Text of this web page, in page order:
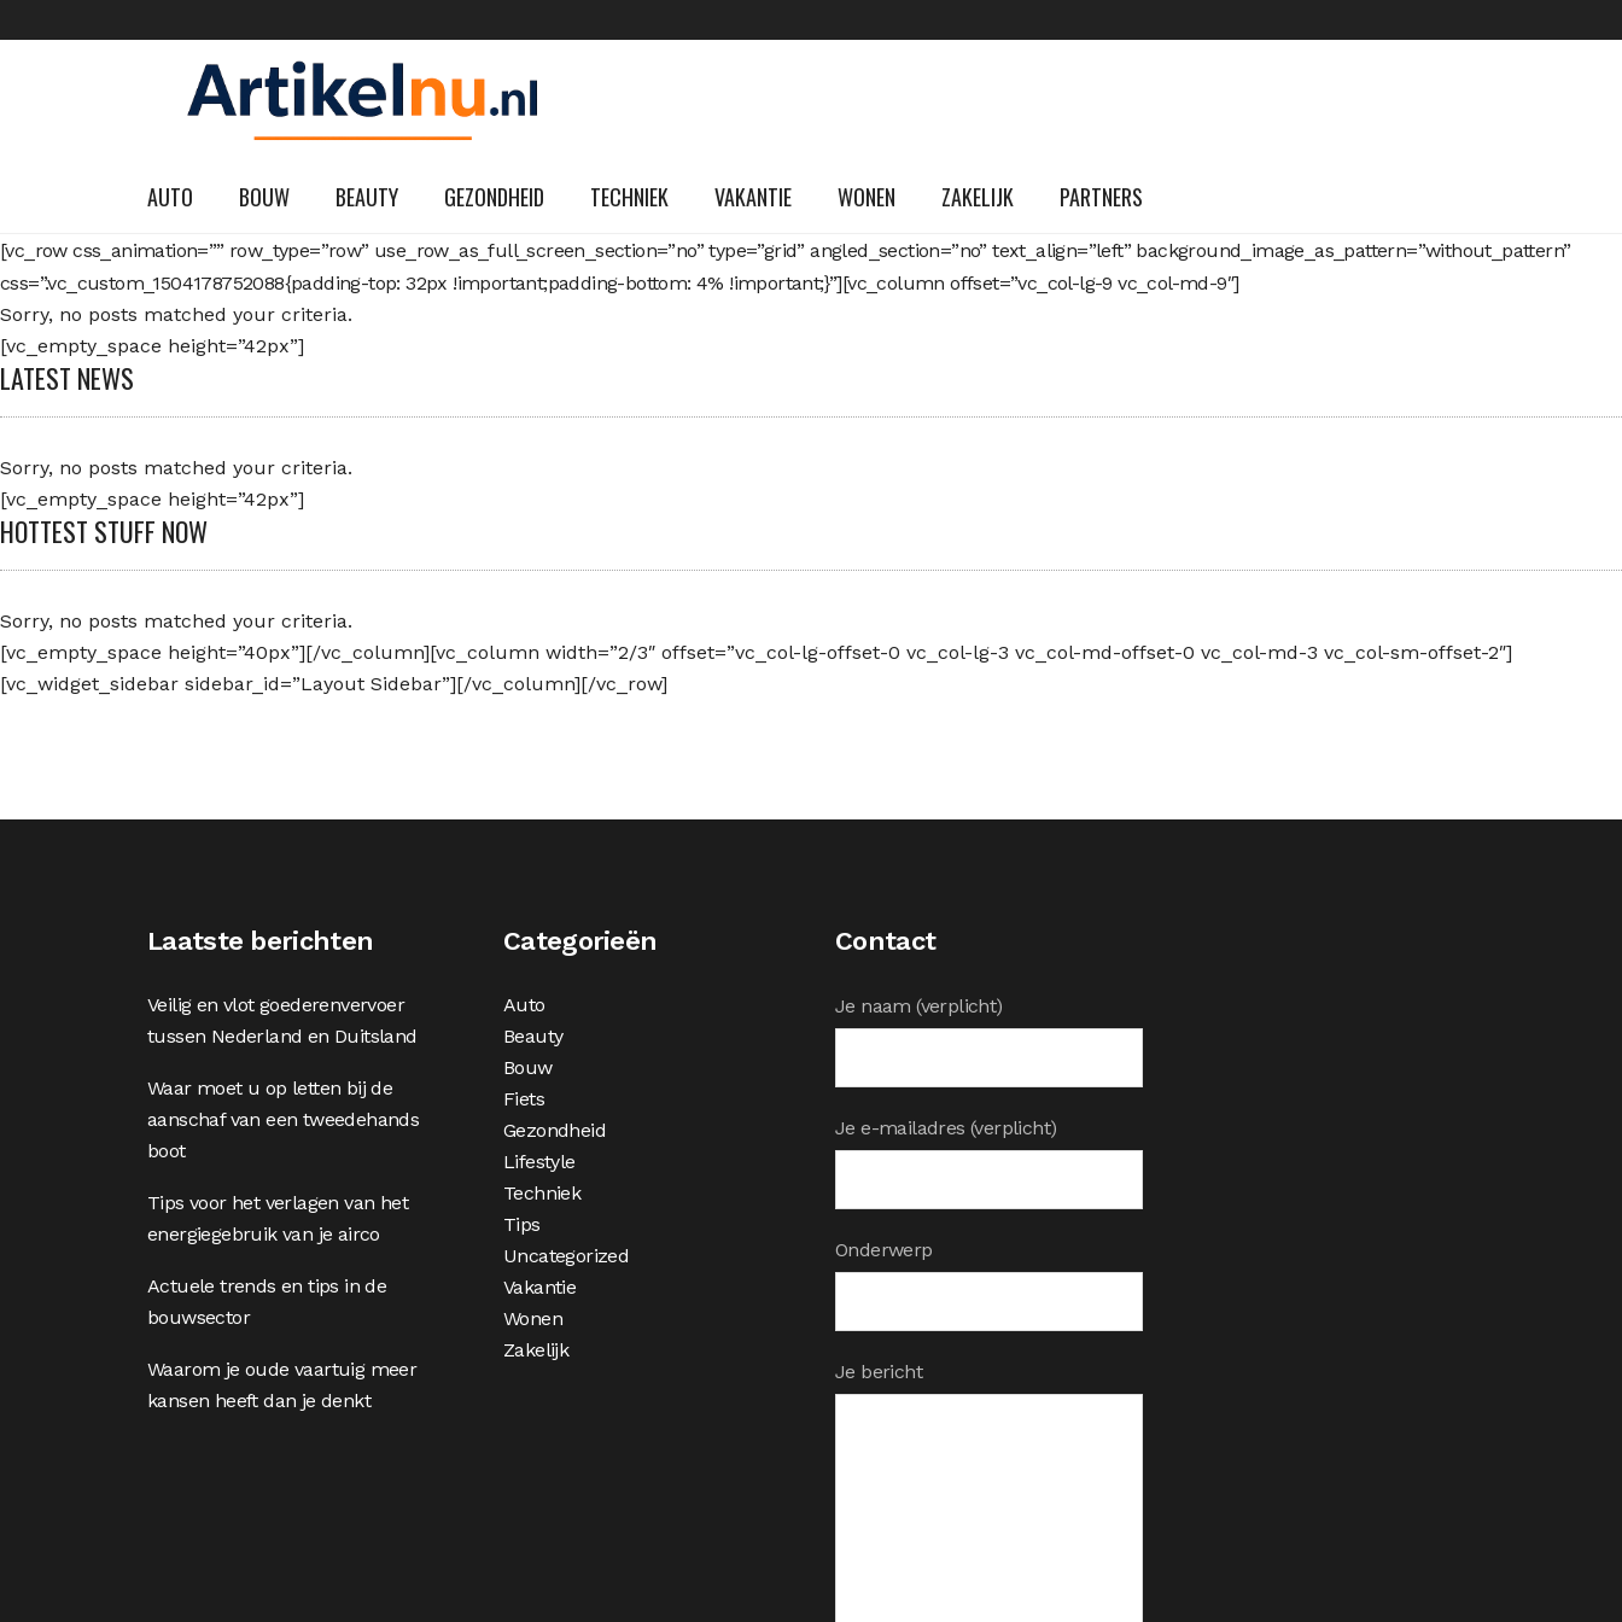
AUTO BOUW BEAUTY GEZONDHEID TECHNIEK VAKANTIE WONEN ZAKELIJK PARTNERS
[vc_row css_animation=”” row_type=”row” use_row_as_full_screen_section=”no” type=”grid” angled_section=”no” text_align=”left” background_image_as_pattern=”without_pattern”
css=”.vc_custom_1504178752088{padding-top: 32px !important;padding-bottom: 4% !important;}”][vc_column offset=”vc_col-lg-9 vc_col-md-9″]
Sorry, no posts matched your criteria.
[vc_empty_space height=”42px”]
LATEST NEWS
Sorry, no posts matched your criteria.
[vc_empty_space height=”42px”]
HOTTEST STUFF NOW
Sorry, no posts matched your criteria.
[vc_empty_space height=”40px”][/vc_column][vc_column width=”2/3″ offset=”vc_col-lg-offset-0 vc_col-lg-3 vc_col-md-offset-0 vc_col-md-3 vc_col-sm-offset-2″]
[vc_widget_sidebar sidebar_id=”Layout Sidebar”][/vc_column][/vc_row]
Laatste berichten
Veilig en vlot goederenvervoer
tussen Nederland en Duitsland
Waar moet u op letten bij de
aanschaf van een tweedehands
boot
Tips voor het verlagen van het
energiegebruik van je airco
Actuele trends en tips in de
bouwsector
Waarom je oude vaartuig meer
kansen heeft dan je denkt
Categorieën
Auto
Beauty
Bouw
Fiets
Gezondheid
Lifestyle
Techniek
Tips
Uncategorized
Vakantie
Wonen
Zakelijk
Contact
Je naam (verplicht)
Je e-mailadres (verplicht)
Onderwerp
Je bericht